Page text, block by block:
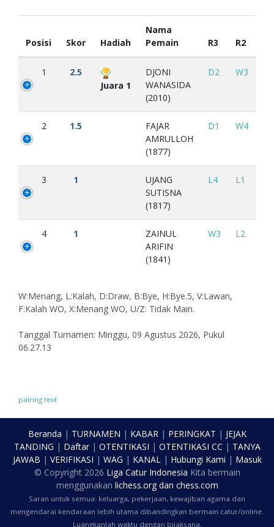
Posisi Skor Hadiah
Nama
Pemain
R3 R2
1
2.5
Juara 1
DJONI
WANASIDA
(2010)
D2 W3
2 1.5
FAJAR
AMRULLOH
(1877)
D1 W4
3 1
UJANG
SUTISNA
(1817)
L4 L1
4 1
ZAINUL
ARIFIN
(1841)
W3 L2
W:Menang, L:Kalah, D:Draw, B:Bye, H:Bye.5, V:Lawan,
F:Kalah WO, X:Menang WO, U/Z: Tidak Main.
Tanggal Turnamen: Minggu, 09 Agustus 2026, Pukul
06.27.13
pairing text
Beranda | TURNAMEN | KABAR| PERINGKAT | JEJAK
TANDING | Daftar| OTENTIKASI | OTENTIKASI CC | TANYA
JAWAB | VERIFIKASI | WAG | KANAL| Hubungi Kami | Masuk
© Copyright 2026 Liga Catur Indonesia Kita bermain
menggunakan lichess.orgdan chess.com
Saran untuk semua: keluarga, pekerjaan, kewajiban agama dan
mengendarai kendaraan lebih utama dibandingkan bermain catur/online.
Luangkanlah waktu dengan bijaksana.